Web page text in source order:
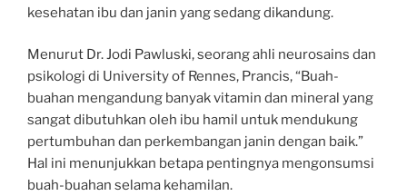
kesehatan ibu dan janin yang sedang dikandung.
Menurut Dr. Jodi Pawluski, seorang ahli neurosains dan
psikologi di University of Rennes, Prancis, “Buah-
buahan mengandung banyak vitamin dan mineral yang
sangat dibutuhkan oleh ibu hamil untuk mendukung
pertumbuhan dan perkembangan janin dengan baik.”
Hal ini menunjukkan betapa pentingnya mengonsumsi
buah-buahan selama kehamilan.